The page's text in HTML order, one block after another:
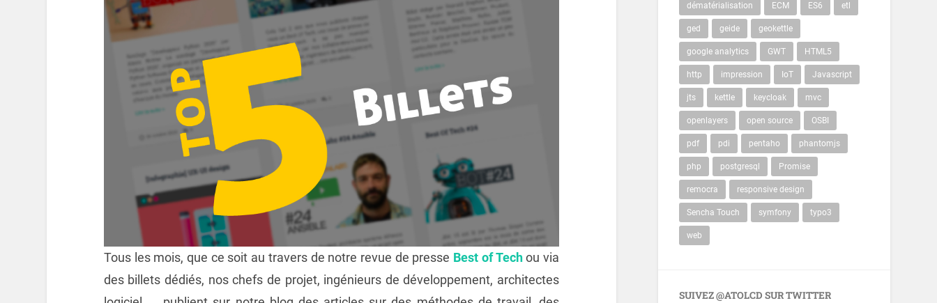
Tous les mois, que ce soit au travers de notre revue de presse Best of Techou via
des billets dédiés, nos chefs de projet, ingénieurs de développement, architectes
dématérialisation ECM ES6 etl
ged geide geokettle
google analytics GWT HTML5
http impression IoT Javascript
jts kettle keycloak mvc
openlayers open source OSBI
pdf pdi pentaho phantomjs
php postgresql Promise
remocra responsive design
Sencha Touch symfony typo3
web
SUIVEZ @ATOLCD SUR TWITTER